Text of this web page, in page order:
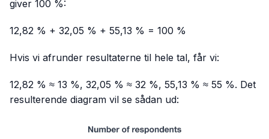
giver 100 %:
12,82 % + 32,05 % + 55,13 % = 100 %
Hvis vi afrunder resultaterne til hele tal, får vi:
12,82 % ≈ 13 %, 32,05 % ≈ 32 %, 55,13 % ≈ 55 %. Det
resulterende diagram vil se sådan ud: